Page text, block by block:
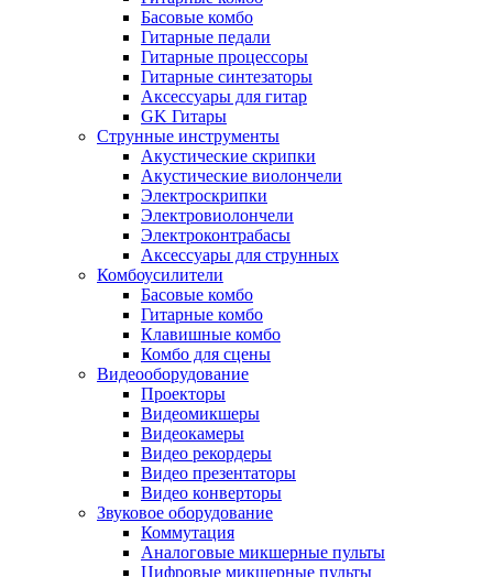
Басовые комбо
Гитарные педали
Гитарные процессоры
Гитарные синтезаторы
Аксессуары для гитар
GK Гитары
Струнные инструменты
Акустические скрипки
Акустические виолончели
Электроскрипки
Электровиолончели
Электроконтрабасы
Аксессуары для струнных
Комбоусилители
Басовые комбо
Гитарные комбо
Клавишные комбо
Комбо для сцены
Видеооборудование
Проекторы
Видеомикшеры
Видеокамеры
Видео рекордеры
Видео презентаторы
Видео конверторы
Звуковое оборудование
Коммутация
Аналоговые микшерные пульты
Цифровые микшерные пульты